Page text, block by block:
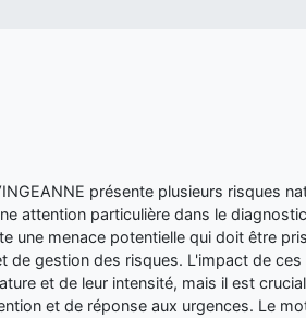
présente plusieurs risques
attention particulière dans le
une menace potentielle qui doit être
de gestion des risques. L'impact de ces
et de leur intensité, mais il est
et de réponse aux urgences. Le